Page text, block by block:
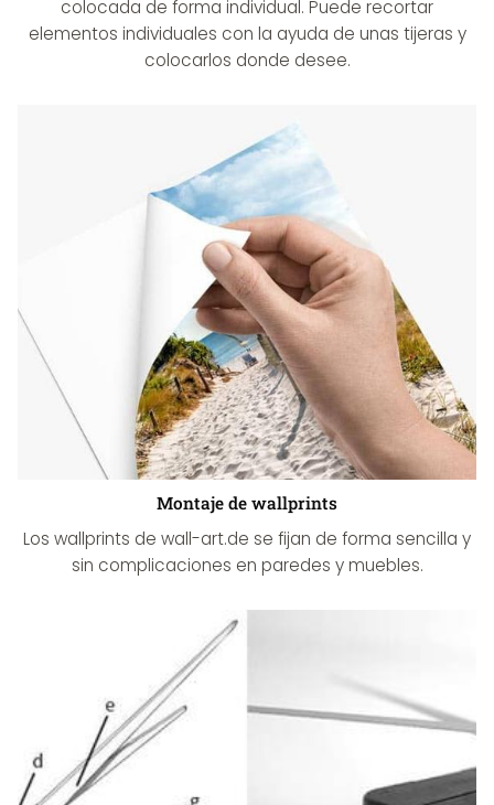
colocada de forma individual. Puede recortar
elementos individuales con la ayuda de unas tijeras y
colocarlos donde desee.
Montaje de wallprints
Los wallprints de wall-art.de se fijan de forma sencilla y
sin complicaciones en paredes y muebles.